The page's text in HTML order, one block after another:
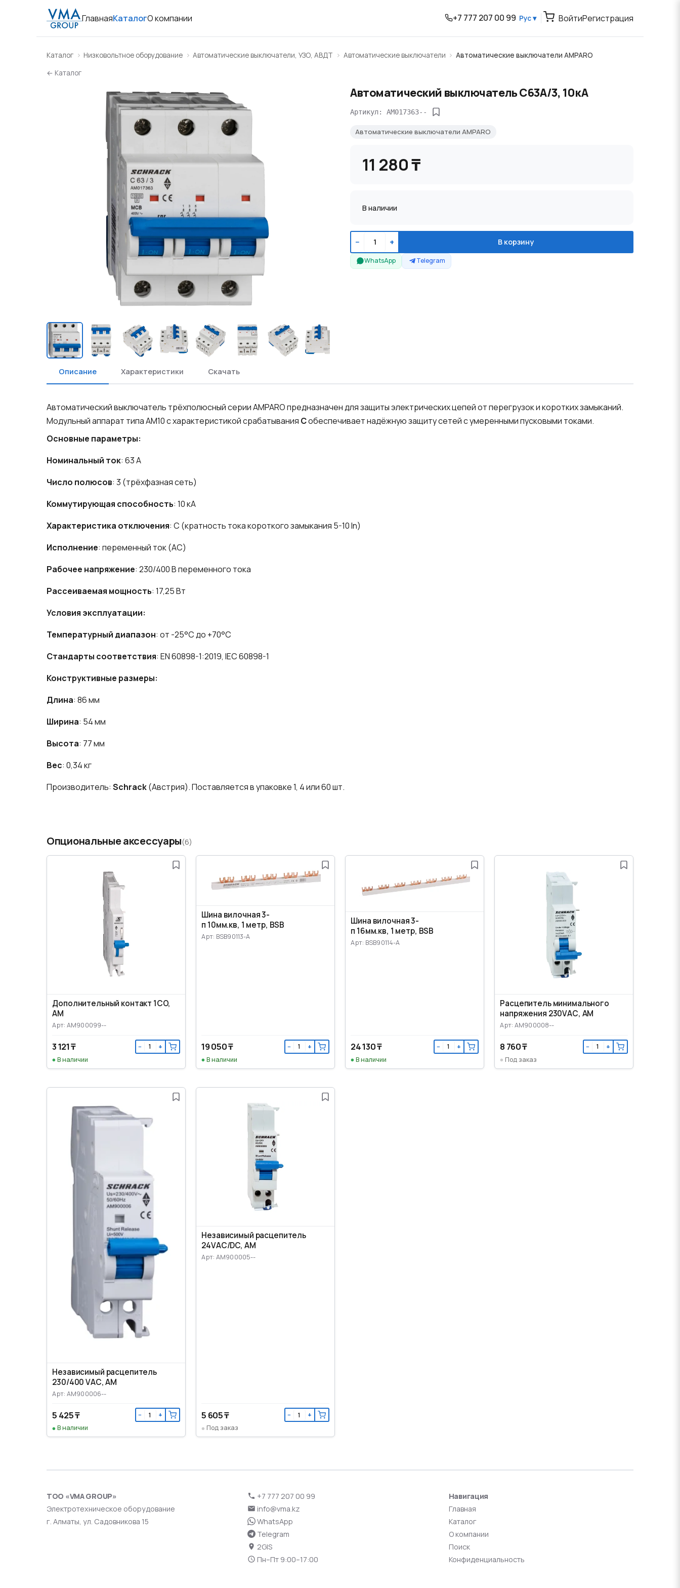
ГлавнаяКаталогО компании +7 777 207 00 99 Рус ▾ ВойтиРегистрация
Каталог Низковольтное оборудование Автоматические выключатели, УЗО, АВДТ Автоматические выключатели
Автоматические выключатели AMPARO
← Каталог
Автоматический выключатель C63А/3, 10кА
Артикул: AM017363--
Автоматические выключатели AMPARO
11 280 ₸
В наличии
− + В корзину
WhatsApp Telegram
Описание Характеристики Скачать
Автоматический выключатель трёхполюсный серии AMPARO предназначен для защиты электрических цепей от перегрузок и коротких замыканий.
Модульный аппарат типа AM10 с характеристикой срабатывания Cобеспечивает надёжную защиту сетей с умеренными пусковыми токами.
Основные параметры:
Номинальный ток: 63 А
Число полюсов: 3 (трёхфазная сеть)
Коммутирующая способность: 10 кА
Характеристика отключения: C (кратность тока короткого замыкания 5-10 In)
Исполнение: переменный ток (AC)
Рабочее напряжение: 230/400 В переменного тока
Рассеиваемая мощность: 17,25 Вт
Условия эксплуатации:
Температурный диапазон: от -25°C до +70°C
Стандарты соответствия: EN 60898-1:2019, IEC 60898-1
Конструктивные размеры:
Длина: 86 мм
Ширина: 54 мм
Высота: 77 мм
Вес: 0,34 кг
Производитель: Schrack(Австрия). Поставляется в упаковке 1, 4 или 60 шт.
Опциональные аксессуары(6)
Дополнительный контакт 1CO,
AM
Арт: AM900099--
3 121 ₸ − +
В наличии
Шина вилочная 3-
п 10мм.кв, 1 метр, BSB
Арт: BSB90113-A
19 050 ₸ − +
В наличии
Шина вилочная 3-
п 16мм.кв, 1 метр, BSB
Арт: BSB90114-A
24 130 ₸ − +
В наличии
Расцепитель минимального
напряжения 230VАС, AM
Арт: AM900008--
8 760 ₸ − +
Под заказ
Независимый расцепитель
230/400 VАС, AM
Арт: AM900006--
5 425 ₸ − +
В наличии
Независимый расцепитель
24VАС/DC, AM
Арт: AM900005--
5 605 ₸ − +
Под заказ
ТОО «VMA GROUP»
Электротехническое оборудование
г. Алматы, ул. Садовникова 15
+7 777 207 00 99
info@vma.kz
WhatsApp
Telegram
2GIS
Пн–Пт 9:00–17:00
Навигация
Главная
Каталог
О компании
Поиск
Конфиденциальность